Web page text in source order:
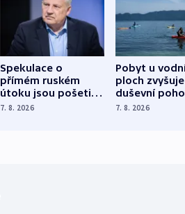
Spekulace o
přímém ruském
útoku jsou pošetilé,
míní estonský
7. 8. 2026
Pobyt u
ploch zvyšuje
duševní
ukázala
7. 8. 2026